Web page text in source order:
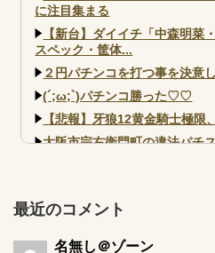
に注目集まる
【新台】ダイイチ「中森明菜
スペック・筐体...
２円パチンコを打つ事を決意
(´;ω;`)パチンコ勝った♡♡
【悲報】牙狼12黄金騎士極限
大阪市宗右衛門町の違法パチ
【実戦報告】e黄門ちゃま寿限
プ報告あり！弱予告...
アズールレーン スロット評価
最近のコメント
名無し＠ゾーン